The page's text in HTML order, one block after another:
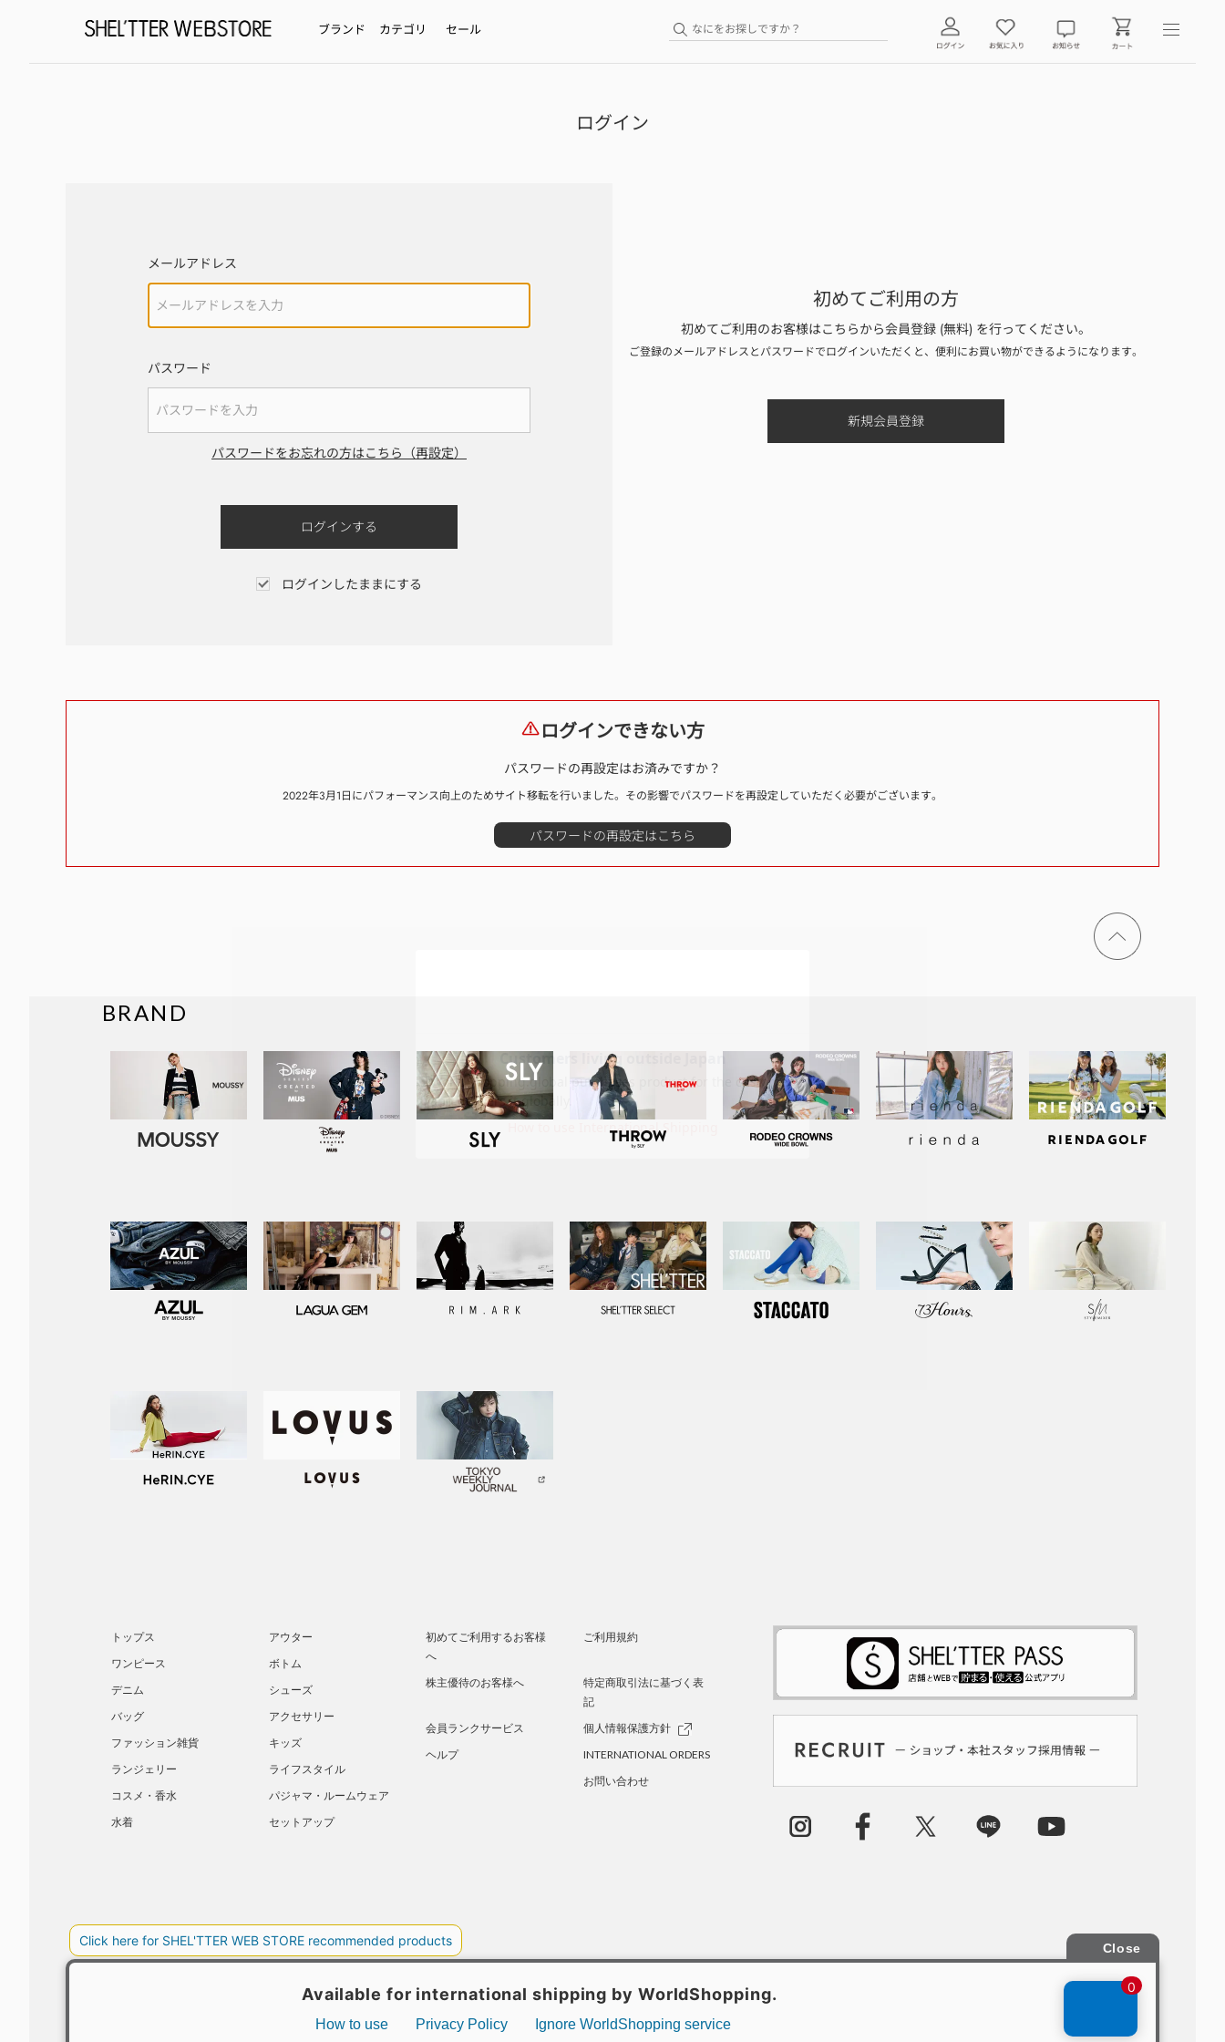
ブランド カテゴリ セール
ログイン
メールアドレス
パスワード
パスワードをお忘れの方はこちら（再設定）
ログインしたままにする
初めてご利用の方
初めてご利用のお客様はこちらから会員登録 (無料) を行ってください。
ご登録のメールアドレスとパスワードでログインいただくと、便利にお買い物ができるようになります。
ログインできない方
パスワードの再設定はお済みですか？
2022年3月1日にパフォーマンス向上のためサイト移転を行いました。その影響でパスワードを再設定していただく必要がございます。
ページ
トップ
BRAND
トップス
アウター
ワンピース
ボトム
デニム
シューズ
バッグ
アクセサリー
ファッション雑貨
キッズ
ランジェリー
ライフスタイル
コスメ・香水
パジャマ・ルームウェア
水着
セットアップ
初めてご利用するお客様
へ
ご利用規約
株主優待のお客様へ
特定商取引法に基づく表
記
会員ランクサービス
個人情報保護方針
ヘルプ
INTERNATIONAL ORDERS
お問い合わせ
BAROQUE JAPAN LIMITED SHEL’TTER GREEN 採用情報
COPYRIGHT © BAROQUE JAPAN LIMITED ALL RIGHTS RESERVED.